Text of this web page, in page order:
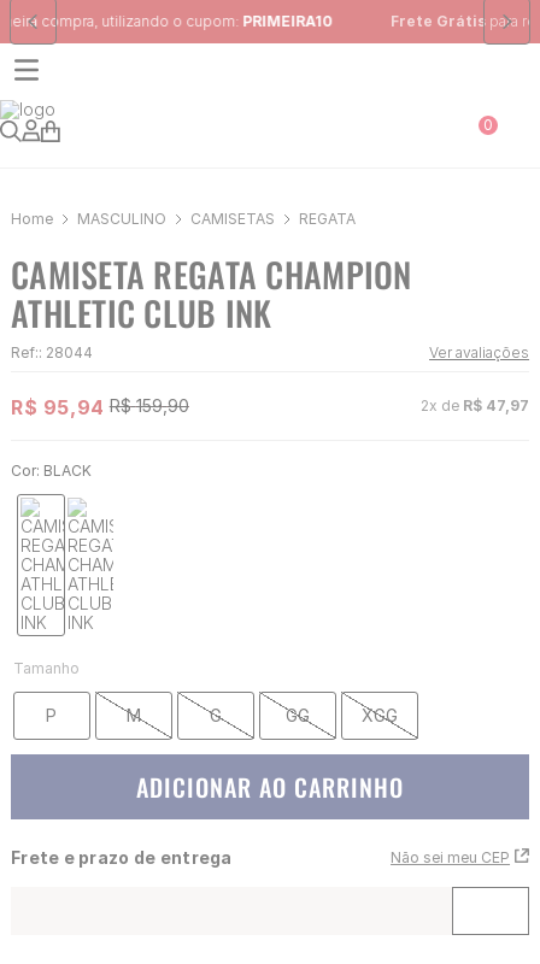
Frete Grátispara região Sudeste em pedidos acima de R$ 399,00
0
MASCULINO CAMISETAS REGATA
CAMISETA REGATA CHAMPION
ATHLETIC CLUB INK
Ref:: 28044 Ver avaliações
R$ 95,94 R$ 159,90 2x de R$ 47 97
Cor: BLACK
Tamanho
P M G GG XGG
ADICIONAR AO CARRINHO
Frete e prazo de entrega Não sei meu CEP